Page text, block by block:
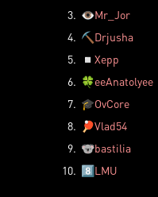
3. 👁️Mr_Jor
4. ⛏️ Drjusha
5.
◽ Xepp
6. 🍀eeAnatolyee
7. 🎓OvCore
8.
🏓Vlad54
9. 🐨bastilia
10. 8️⃣LMU